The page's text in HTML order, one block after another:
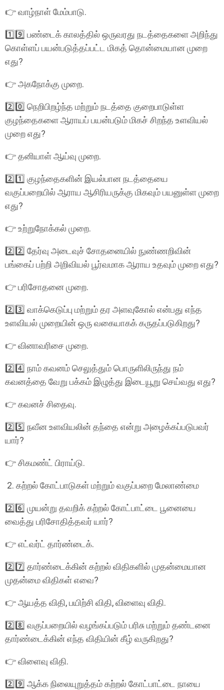
👉 வாழ்நாள் மேம்பாடு.
1️⃣9️⃣ பண்டைக் காலத்தில் ஒருவரது நடத்தைகளை அறிந்து
கொள்ளப் பயன்படுத்தப்பட்ட மிகத் தொன்மையான முறை
எது?
👉 அகநோக்கு முறை.
2️⃣0️⃣ நெறிபிறழ்ந்த மற்றும் நடத்தை குறைபாடுள்ள
குழந்தைகளை ஆராயப் பயன்படும் மிகச் சிறந்த உளவியல்
முறை எது?
👉 தனியாள் ஆய்வு முறை.
2️⃣1️⃣ குழந்தைகளின் இயல்பான நடத்தையை
வகுப்பறையில் ஆராய ஆசிரியருக்கு மிகவும் பயனுள்ள முறை
எது?
👉 உற்றுநோக்கல் முறை.
2️⃣2️⃣ தேர்வு அடைவுச் சோதனையில் நுண்ணறிவின்
பங்கைப் பற்றி அறிவியல் பூர்வமாக ஆராய உதவும் முறை எது?
👉 பரிசோதனை முறை.
2️⃣3️⃣ வாக்கெடுப்பு மற்றும் தர அளவுகோல் என்பது எந்த
உளவியல் முறையின் ஒரு வகையாகக் கருதப்படுகிறது?
👉 வினாவரிசை முறை.
2️⃣4️⃣ நாம் கவனம் செலுத்தும் பொருளிலிருந்து நம்
கவனத்தை வேறு பக்கம் இழுத்து இடையூறு செய்வது எது?
👉 கவனச் சிதைவு.
2️⃣5️⃣ நவீன உளவியலின் தந்தை என்று அழைக்கப்படுபவர்
யார்?
👉 சிகமண்ட் பிராய்டு.
2. கற்றல் கோட்பாடுகள் மற்றும் வகுப்பறை மேலாண்மை
2️⃣6️⃣ முயன்று தவறிக் கற்றல் கோட்பாட்டை பூனையை
வைத்து பரிசோதித்தவர் யார்?
👉 எட்வர்ட் தார்ண்டைக்.
2️⃣7️⃣ தார்ண்டைக்கின் கற்றல் விதிகளில் முதன்மையான
முதன்மை விதிகள் எவை?
👉 ஆயத்த விதி, பயிற்சி விதி, விளைவு விதி.
2️⃣8️⃣ வகுப்பறையில் வழங்கப்படும் பரிசு மற்றும் தண்டனை
தார்ண்டைக்கின் எந்த விதியின் கீழ் வருகிறது?
👉 விளைவு விதி.
2️⃣9️⃣ ஆக்க நிலையுறுத்தம் கற்றல் கோட்பாட்டை நாயை